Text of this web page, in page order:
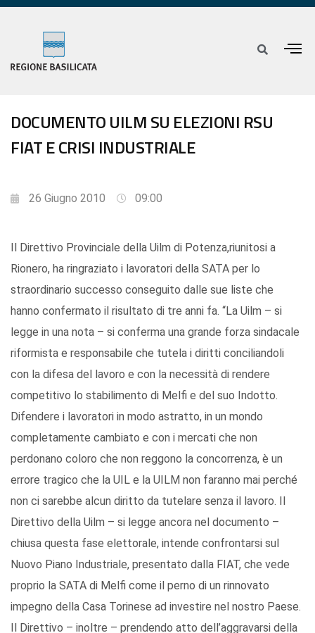
DOCUMENTO UILM SU ELEZIONI RSU
FIAT E CRISI INDUSTRIALE
26 Giugno 2010 09:00
Il Direttivo Provinciale della Uilm di Potenza,riunitosi a
Rionero, ha ringraziato i lavoratori della SATA per lo
straordinario successo conseguito dalle sue liste che
hanno confermato il risultato di tre anni fa. “La Uilm – si
legge in una nota – si conferma una grande forza sindacale
riformista e responsabile che tutela i diritti conciliandoli
con la difesa del lavoro e con la necessità di rendere
competitivo lo stabilimento di Melfi e del suo Indotto.
Difendere i lavoratori in modo astratto, in un mondo
completamente cambiato e con i mercati che non
perdonano coloro che non reggono la concorrenza, è un
errore tragico che la UIL e la UILM non faranno mai perché
non ci sarebbe alcun diritto da tutelare senza il lavoro. Il
Direttivo della Uilm – si legge ancora nel documento –
chiusa questa fase elettorale, intende confrontarsi sul
Nuovo Piano Industriale, presentato dalla FIAT, che vede
proprio la SATA di Melfi come il perno di un rinnovato
impegno della Casa Torinese ad investire nel nostro Paese.
Il Direttivo – inoltre – prendendo atto dell’aggravarsi della